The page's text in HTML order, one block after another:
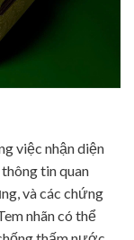
việc nhận diện
tin quan
và các chứng
nhãn có thể